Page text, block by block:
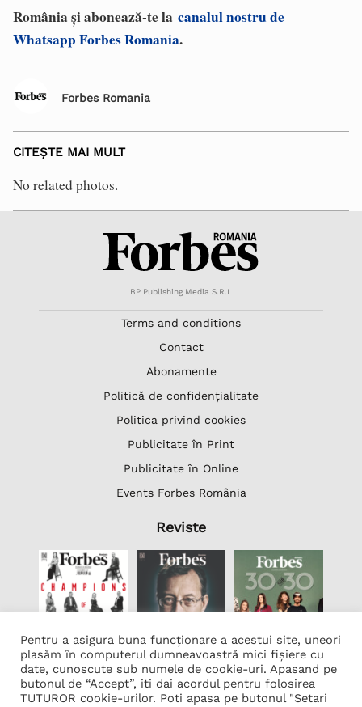
România și abonează-te la canalul nostru de
Whatsapp Forbes Romania.
Forbes Romania
CITEȘTE MAI MULT
No related photos.
BP Publishing Media S.R.L
Terms and conditions
Contact
Abonamente
Politică de confidențialitate
Politica privind cookies
Publicitate în Print
Publicitate în Online
Events Forbes România
Reviste
Lista Firme
Pentru a asigura buna funcționare a acestui site, uneori
plasăm în computerul dumneavoastră mici fișiere cu
date, cunoscute sub numele de cookie-uri. Apasand pe
butonul de “Accept”, iti dai acordul pentru folosirea
TUTUROR cookie-urilor. Poti apasa pe butonul "Setari